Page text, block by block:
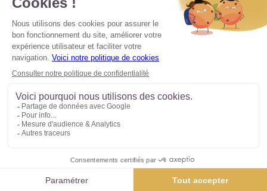
Conditions de vente
Politique en matière de confidentialité
Politique d'utilisation des cookies
Préférences cookies